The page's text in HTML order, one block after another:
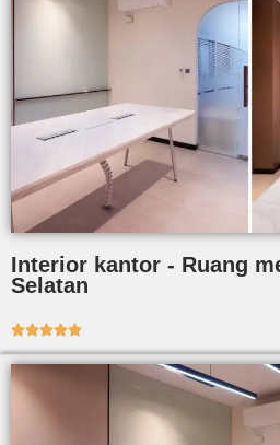
Interior kantor - Ruang
Selatan
